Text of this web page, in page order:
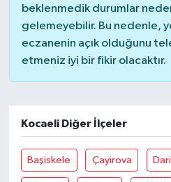
beklenmedik durumlar
gelemeyebilir. Bu nedenle,
eczanenin açık olduğunu
etmeniz iyi bir fikir olacaktır.
Kocaeli Diğer İlçeler
Başiskele Çayirova